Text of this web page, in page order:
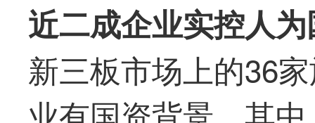
近二成企业实控人
新三板市场上的36
业有国资背景。其